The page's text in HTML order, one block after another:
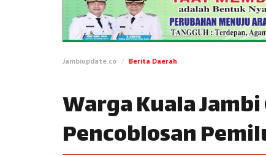
Jambiupdate.co Berita Daerah
Warga Kuala
Pencoblosan